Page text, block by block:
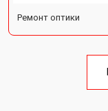
Ремонт оптики